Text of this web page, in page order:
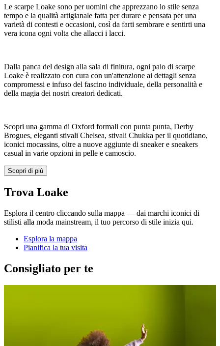
Le scarpe Loake sono per uomini che apprezzano lo stile senza
tempo e la qualità artigianale fatta per durare e pensata per una
varietà di contesti e occasioni, così da farti sembrare e sentirti una
vera icona ogni volta che allacci i lacci.
Dalla panca del design alla sala di finitura, ogni paio di scarpe
Loake è realizzato con cura con un'attenzione ai dettagli senza
compromessi e infuso del fascino individuale, della personalità e
della magia dei nostri creatori dedicati.
Scopri una gamma di Oxford formali con punta punta, Derby
Brogues, eleganti stivali Chelsea, stivali Chukka per il quotidiano,
iconici mocassins, oltre a nuove aggiunte di sneaker e sneakers
casual in varie opzioni in pelle e camoscio.
Scopri di più
Trova Loake
Esplora il centro cliccando sulla mappa — dai marchi iconici di
stilisti alla moda mainstream, il tuo percorso di stile inizia qui.
Esplora la mappa
Pianifica la tua visita
Consigliato per te